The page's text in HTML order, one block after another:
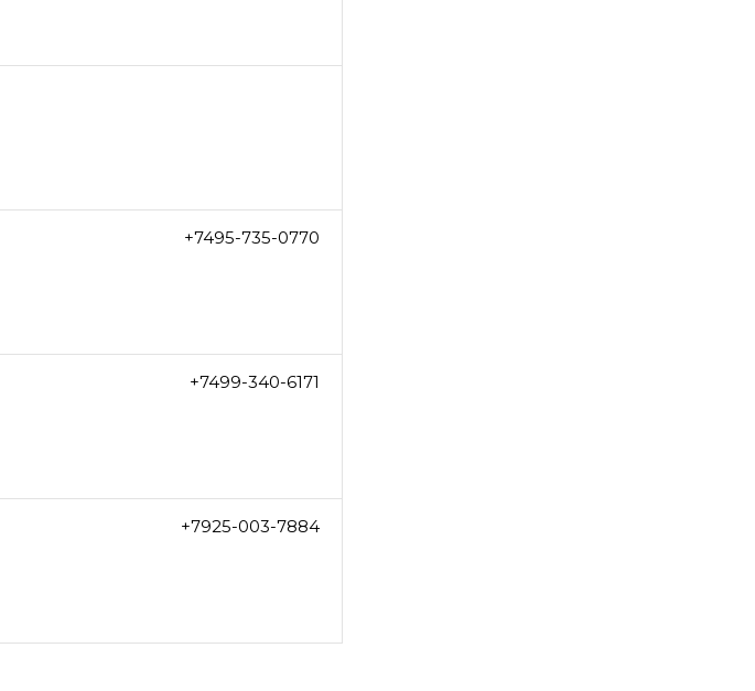
+7495-735-0770
+7499-340-6171
+7925-003-7884